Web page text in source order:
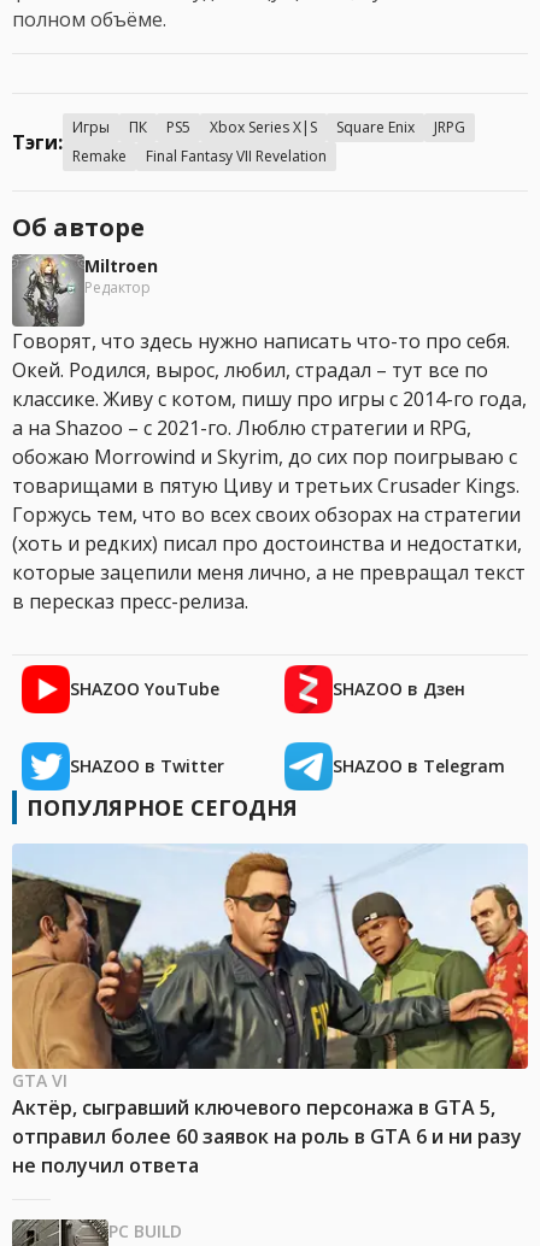
полном объёме.
Тэги:
Игры ПК PS5 Xbox Series X|S Square Enix
JRPG
Remake
Final Fantasy VII Revelation
Об авторе
Miltroen
Редактор
Говорят, что здесь нужно написать что-то про себя.
Окей. Родился, вырос, любил, страдал – тут все по
классике. Живу с котом, пишу про игры с 2014-го года,
а на Shazoo – с 2021-го. Люблю стратегии и RPG,
обожаю Morrowind и Skyrim, до сих пор поигрываю с
товарищами в пятую Циву и третьих Crusader Kings.
Горжусь тем, что во всех своих обзорах на стратегии
(хоть и редких) писал про достоинства и недостатки,
которые зацепили меня лично, а не превращал текст
в пересказ пресс-релиза.
SHAZOO YouTube SHAZOO в Дзен
SHAZOO в Twitter SHAZOO в Telegram
ПОПУЛЯРНОЕ СЕГОДНЯ
GTA VI
Актёр, сыгравший ключевого персонажа в GTA 5,
отправил более 60 заявок на роль в GTA 6 и ни разу
не получил ответа
PC BUILD